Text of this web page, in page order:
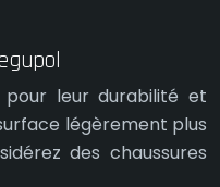
pour leur durabilité et
légèrement plus
des chaussures